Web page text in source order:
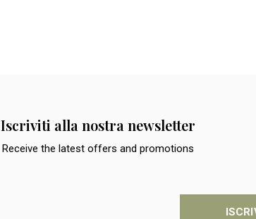
Iscriviti alla nostra newsletter
Receive the latest offers and promotions